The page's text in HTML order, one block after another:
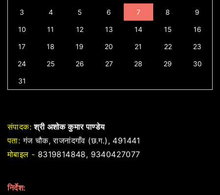
3 4 5 6 7 8 9
10 11 12 13 14 15 16
17 18 19 20 21 22 23
24 25 26 27 28 29 30
31
संपादक: श्री अशोक कुमार पाण्डेय
पता: गंज चौक, राजनांदगाँव (छ.ग.), 491441
मोबाइल - 8319814848, 9340427077
निर्देश: